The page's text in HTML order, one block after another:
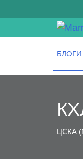
БЛОГИ
ЦСКА